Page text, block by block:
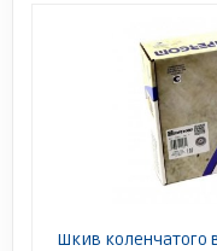
Шкив коленчатого